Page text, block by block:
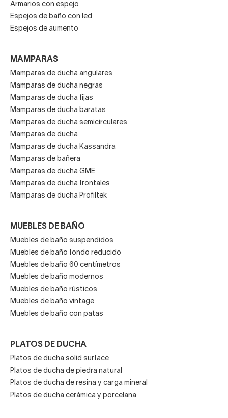
Armarios con espejo
Espejos de baño con led
Espejos de aumento
MAMPARAS
Mamparas de ducha angulares
Mamparas de ducha negras
Mamparas de ducha fijas
Mamparas de ducha baratas
Mamparas de ducha semicirculares
Mamparas de ducha
Mamparas de ducha Kassandra
Mamparas de bañera
Mamparas de ducha GME
Mamparas de ducha frontales
Mamparas de ducha Profiltek
MUEBLES DE BAÑO
Muebles de baño suspendidos
Muebles de baño fondo reducido
Muebles de baño 60 centímetros
Muebles de baño modernos
Muebles de baño rústicos
Muebles de baño vintage
Muebles de baño con patas
PLATOS DE DUCHA
Platos de ducha solid surface
Platos de ducha de piedra natural
Platos de ducha de resina y carga mineral
Platos de ducha cerámica y porcelana